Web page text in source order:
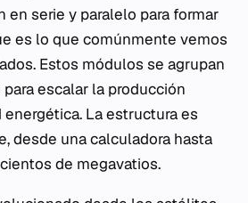
en serie y paralelo para formar
es lo que comúnmente vemos
Estos módulos se agrupan
escalar la producción
La estructura es
desde una calculadora hasta
de megavatios.